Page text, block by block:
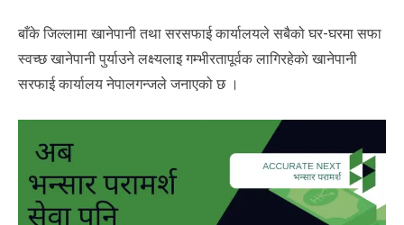
बाँके जिल्लामा खानेपानी तथा सरसफाई कार्यालयले सबैको घर-घरमा सफा
स्वच्छ खानेपानी पुर्याउने लक्ष्यलाइ गम्भीरतापूर्वक लागिरहेकाे खानेपानी
सरफाई कार्यालय नेपालगन्जले जनाएको छ ।